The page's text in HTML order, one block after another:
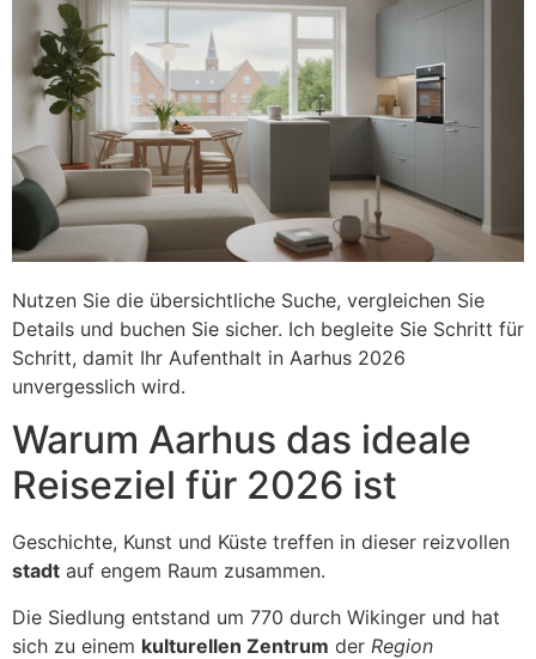
Nutzen Sie die übersichtliche Suche, vergleichen Sie
Details und buchen Sie sicher. Ich begleite Sie Schritt für
Schritt, damit Ihr Aufenthalt in Aarhus 2026
unvergesslich wird.
Warum Aarhus das ideale
Reiseziel für 2026 ist
Geschichte, Kunst und Küste treffen in dieser reizvollen
stadt auf engem Raum zusammen.
Die Siedlung entstand um 770 durch Wikinger und hat
sich zu einem kulturellen Zentrum der Region